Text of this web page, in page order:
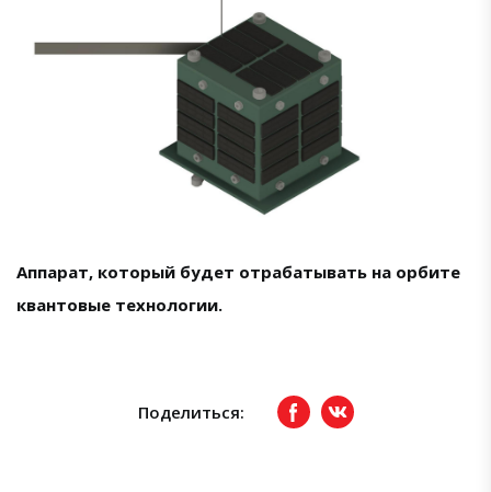
Аппарат, который будет отрабатывать на орбите
квантовые технологии.
Поделиться: FacebookвКонтакте